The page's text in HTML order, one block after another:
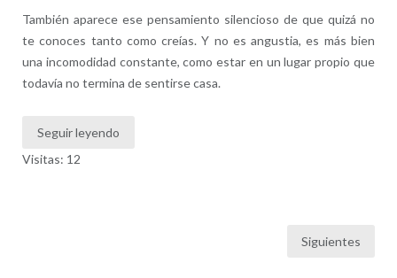
También aparece ese pensamiento silencioso de que quizá no
te conoces tanto como creías. Y no es angustia, es más bien
una incomodidad constante, como estar en un lugar propio que
todavía no termina de sentirse casa.
Seguir leyendo
Visitas: 12
Siguientes